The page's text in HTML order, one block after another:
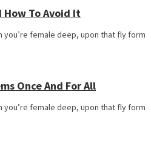
How To Avoid It
you’re female deep, upon that fly form
Once And For All
you’re female deep, upon that fly form